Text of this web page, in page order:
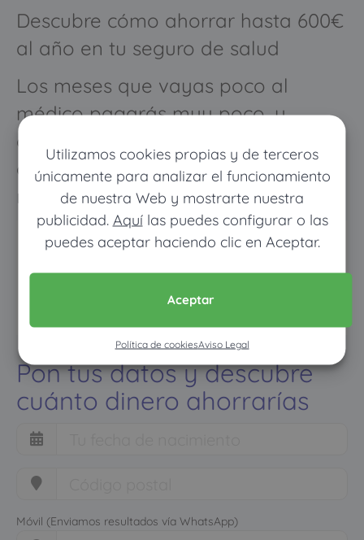
Utilizamos cookies propias y de terceros
únicamente para analizar el funcionamiento
de nuestra Web y mostrarte nuestra
publicidad. Aquílas puedes configurar o las
puedes aceptar haciendo clic en Aceptar.
Aceptar
Política de cookiesAviso Legal
Descubre cómo ahorrar hasta 600€
al año en tu seguro de salud
Los meses que vayas poco al
médico pagarás muy poco, y
cuando vayas mucho pagarás
como con un seguro médico
normal
Pon tus datos y descubre
cuánto dinero ahorrarías
Móvil (Enviamos resultados vía WhatsApp)